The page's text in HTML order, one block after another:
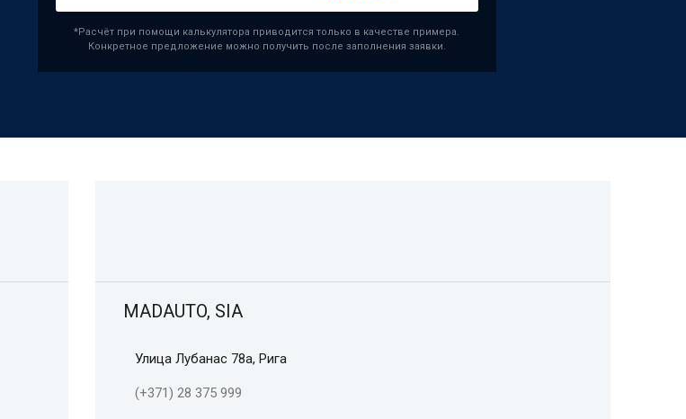
*Расчёт при помощи калькулятора приводится только в качестве примера.
Конкретное предложение можно получить после заполнения заявки.
MADAUTO, SIA
Улица Лубанас 78а, Рига
(+371) 28 375 999